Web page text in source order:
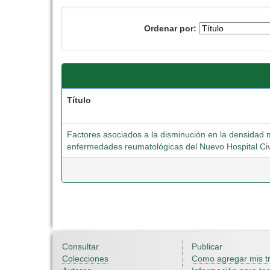
Ordenar por:
Título
Factores asociados a la disminución en la densidad
enfermedades reumatológicas del Nuevo Hospital
Consultar
Colecciones
Publicar
Como agregar mis